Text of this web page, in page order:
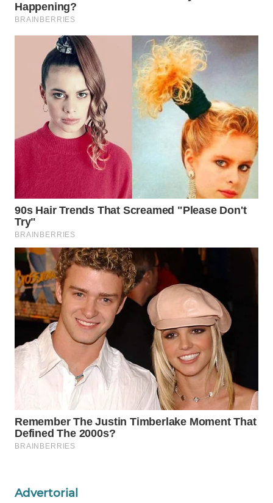
Advertorial
MARTABAT
NET
PLN
WATCH
MKLI
LPKKI
LKKI
KOPEKLIN
KONSUMEN
FORWAMKI
ALPERKLINAS
FORJASIDA
SITUNGIR
NEWS
NEWS